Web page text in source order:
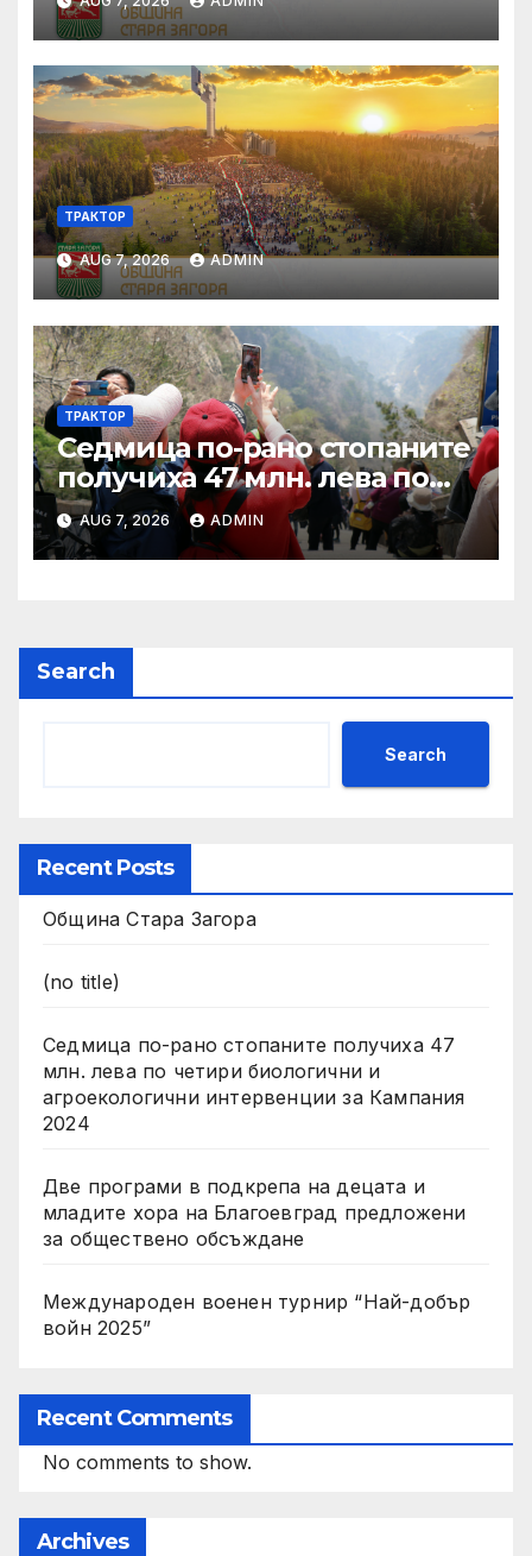
ТРАКТОР
AUG 7, 2026 ADMIN
ТРАКТОР
Седмица по-рано стопаните
получиха 47 млн. лева по
четири биологични и
агроекологични
интервенции за Кампания
AUG 7, 2026 ADMIN
Search
Search
Recent Posts
Община Стара Загора
(no title)
Седмица по-рано стопаните получиха 47
млн. лева по четири биологични и
агроекологични интервенции за Кампания
2024
Две програми в подкрепа на децата и
младите хора на Благоевград предложени
за обществено обсъждане
Международен военен турнир “Най-добър
войн 2025”
Recent Comments
No comments to show.
Archives